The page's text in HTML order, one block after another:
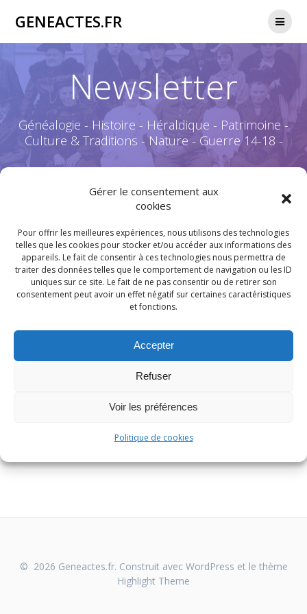
Gérer le consentement aux
cookies
Pour offrir les meilleures expériences, nous utilisons des technologies
telles que les cookies pour stocker et/ou accéder aux informations des
appareils. Le fait de consentir à ces technologies nous permettra de
traiter des données telles que le comportement de navigation ou les ID
uniques sur ce site. Le fait de ne pas consentir ou de retirer son
consentement peut avoir un effet négatif sur certaines caractéristiques
et fonctions.
Accepter
Refuser
Voir les préférences
Politique de cookies
GENEACTES.FR
Newsletter
Généalogie - Histoire - Héraldique - Patrimoine -
Culture & Traditions - Nature - Guerre 14-18 -
Prénom ou nom complet
Email
© 2026 Geneactes.fr. Construit avec WordPress et le thème
Highlight Theme